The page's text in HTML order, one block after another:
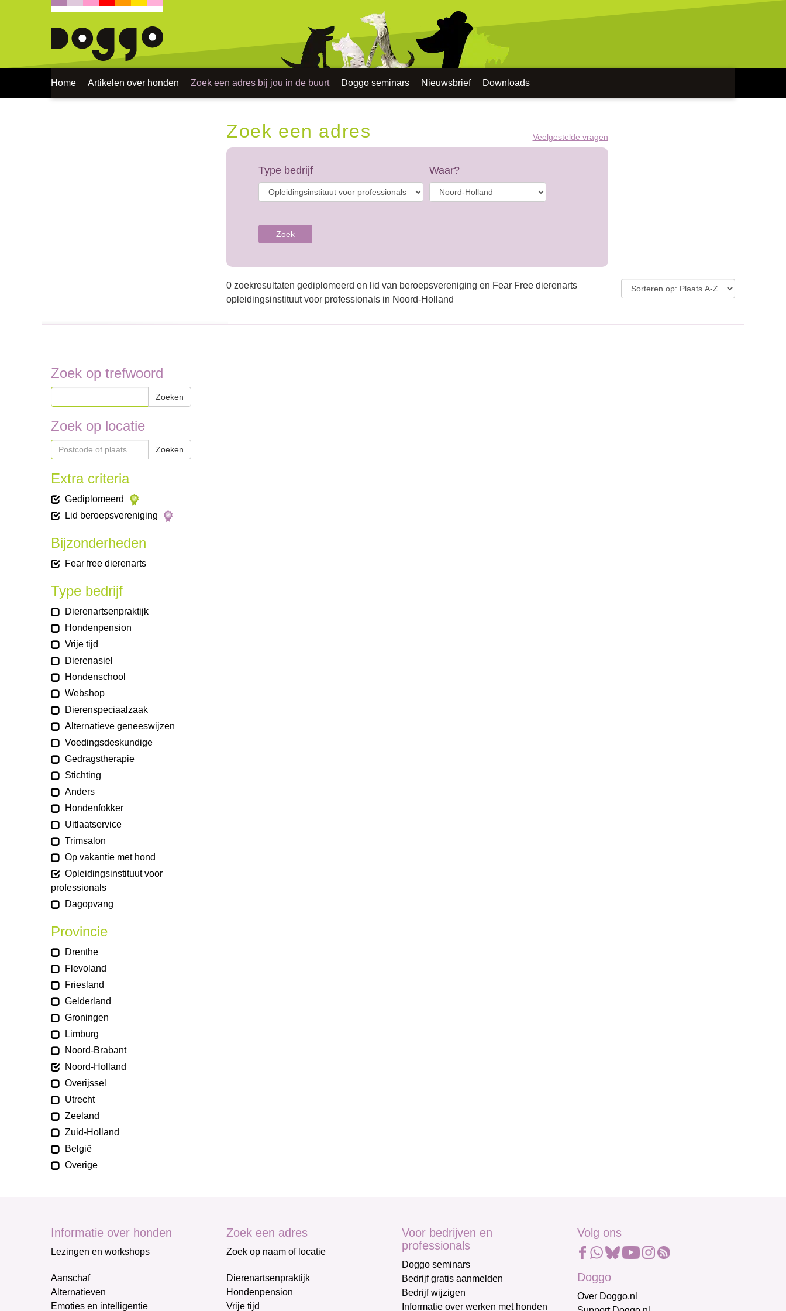
Home Artikelen over honden Zoek een adres bij jou in de buurt Doggo seminars Nieuwsbrief Downloads
Zoek een adres Veelgestelde vragen
Type bedrijf Waar?
Zoek
0 zoekresultaten gediplomeerd en lid van beroepsvereniging en Fear Free dierenarts
opleidingsinstituut voor professionals in Noord-Holland
Zoek op trefwoord
Zoeken
Zoek op locatie
Zoeken
Extra criteria
Gediplomeerd
Lid beroepsvereniging
Bijzonderheden
Fear free dierenarts
Type bedrijf
Dierenartsenpraktijk
Hondenpension
Vrije tijd
Dierenasiel
Hondenschool
Webshop
Dierenspeciaalzaak
Alternatieve geneeswijzen
Voedingsdeskundige
Gedragstherapie
Stichting
Anders
Hondenfokker
Uitlaatservice
Trimsalon
Op vakantie met hond
Opleidingsinstituut voor
professionals
Dagopvang
Provincie
Drenthe
Flevoland
Friesland
Gelderland
Groningen
Limburg
Noord-Brabant
Noord-Holland
Overijssel
Utrecht
Zeeland
Zuid-Holland
België
Overige
Informatie over honden
Lezingen en workshops
Aanschaf
Alternatieven
Emoties en intelligentie
Zoek een adres
Zoek op naam of locatie
Dierenartsenpraktijk
Hondenpension
Vrije tijd
Voor bedrijven en
professionals
Doggo seminars
Bedrijf gratis aanmelden
Bedrijf wijzigen
Informatie over werken met honden
Volg ons
Doggo
Over Doggo.nl